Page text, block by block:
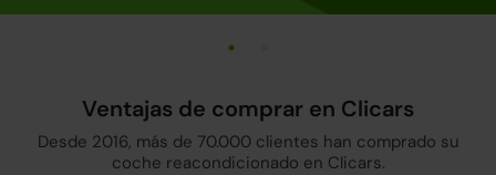
Ventajas de comprar en Clicars
Desde 2016, más de 70.000 clientes han comprado su
coche reacondicionado en Clicars.